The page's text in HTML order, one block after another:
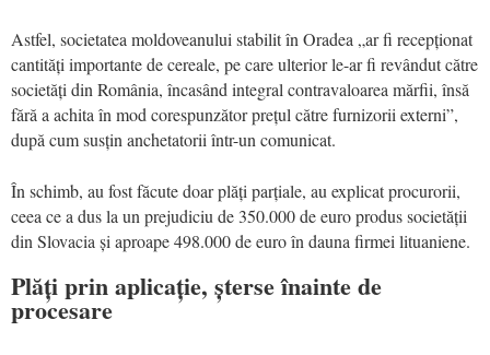
Astfel, societatea moldoveanului stabilit în Oradea „ar fi recepționat
cantități importante de cereale, pe care ulterior le-ar fi revândut către
societăți din România, încasând integral contravaloarea mărfii, însă
fără a achita în mod corespunzător prețul către furnizorii externi”,
după cum susțin anchetatorii într-un comunicat.
În schimb, au fost făcute doar plăți parțiale, au explicat procurorii,
ceea ce a dus la un prejudiciu de 350.000 de euro produs societății
din Slovacia și aproape 498.000 de euro în dauna firmei lituaniene.
Plăți prin aplicație, șterse înainte de
procesare